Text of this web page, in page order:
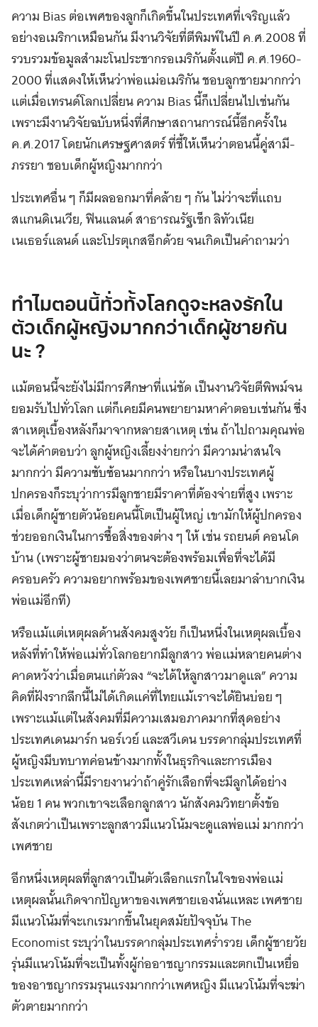
ความ Bias ต่อเพศของลูกก็เกิดขึ้นในประเทศที่เจริญแล้ว
อย่างอเมริกาเหมือนกัน มีงานวิจัยที่ตีพิมพ์ในปี ค.ศ.2008 ที่
รวบรวมข้อมูลสำมะโนประชากรอเมริกันตั้งแต่ปี ค.ศ.1960-
2000 ที่แสดงให้เห็นว่าพ่อแม่อเมริกัน ชอบลูกชายมากกว่า
แต่เมื่อเทรนด์โลกเปลี่ยน ความ Bias นี้ก็เปลี่ยนไปเช่นกัน
เพราะมีงานวิจัยฉบับหนึ่งที่ศึกษาสถานการณ์นี้อีกครั้งใน
ค.ศ.2017 โดยนักเศรษฐศาสตร์ ที่ชี้ให้เห็นว่าตอนนี้คู่สามี-
ภรรยา ชอบเด็กผู้หญิงมากกว่า
ประเทศอื่น ๆ ก็มีผลออกมาที่คล้าย ๆ กัน ไม่ว่าจะที่แถบ
สแกนดิเนเวีย, ฟินแลนด์ สาธารณรัฐเช็ก ลิทัวเนีย
เนเธอร์แลนด์ และโปรตุเกสอีกด้วย จนเกิดเป็นคำถามว่า
ทำไมตอนนี้ทั่วทั้งโลกดูจะหลงรักใน
ตัวเด็กผู้หญิงมากกว่าเด็กผู้ชายกัน
นะ ?
แม้ตอนนี้จะยังไม่มีการศึกษาที่แน่ชัด เป็นงานวิจัยตีพิพม์จน
ยอมรับไปทั่วโลก แต่ก็เคยมีคนพยายามหาคำตอบเช่นกัน ซึ่ง
สาเหตุเบื้องหลังก็มาจากหลายสาเหตุ เช่น ถ้าไปถามคุณพ่อ
จะได้คำตอบว่า ลูกผู้หญิงเลี้ยงง่ายกว่า มีความน่าสนใจ
มากกว่า มีความซับซ้อนมากกว่า หรือในบางประเทศผู้
ปกครองก็ระบุว่าการมีลูกชายมีราคาที่ต้องจ่ายที่สูง เพราะ
เมื่อเด็กผู้ชายตัวน้อยคนนี้โตเป็นผู้ใหญ่ เขามักให้ผู้ปกครอง
ช่วยออกเงินในการซื้อสิ่งของต่าง ๆ ให้ เช่น รถยนต์ คอนโด
บ้าน (เพราะผู้ชายมองว่าตนจะต้องพร้อมเพื่อที่จะได้มี
ครอบครัว ความอยากพร้อมของเพศชายนี้เลยมาลำบากเงิน
พ่อแม่อีกที)
หรือแม้แต่เหตุผลด้านสังคมสูงวัย ก็เป็นหนึ่งในเหตุผลเบื้อง
หลังที่ทำให้พ่อแม่ทั่วโลกอยากมีลูกสาว พ่อแม่หลายคนต่าง
คาดหวังว่าเมื่อตนแก่ตัวลง “จะได้ให้ลูกสาวมาดูแล” ความ
คิดที่ฝังรากลึกนี้ไม่ได้เกิดแค่ที่ไทยแม้เราจะได้ยินบ่อย ๆ
เพราะแม้แต่ในสังคมที่มีความเสมอภาคมากที่สุดอย่าง
ประเทศเดนมาร์ก นอร์เวย์ และสวีเดน บรรดากลุ่มประเทศที่
ผู้หญิงมีบทบาทค่อนข้างมากทั้งในธุรกิจและการเมือง
ประเทศเหล่านี้มีรายงานว่าถ้าคู่รักเลือกที่จะมีลูกได้อย่าง
น้อย 1 คน พวกเขาจะเลือกลูกสาว นักสังคมวิทยาตั้งข้อ
สังเกตว่าเป็นเพราะลูกสาวมีแนวโน้มจะดูแลพ่อแม่ มากกว่า
เพศชาย
อีกหนึ่งเหตุผลที่ลูกสาวเป็นตัวเลือกแรกในใจของพ่อแม่
เหตุผลนั้นเกิดจากปัญหาของเพศชายเองนั่นแหละ เพศชาย
มีแนวโน้มที่จะเกเรมากขึ้นในยุคสมัยปัจจุบัน The
Economist ระบุว่าในบรรดากลุ่มประเทศร่ำรวย เด็กผู้ชายวัย
รุ่นมีแนวโน้มที่จะเป็นทั้งผู้ก่ออาชญากรรมและตกเป็นเหยื่อ
ของอาชญากรรมรุนแรงมากกว่าเพศหญิง มีแนวโน้มที่จะฆ่า
ตัวตายมากกว่า